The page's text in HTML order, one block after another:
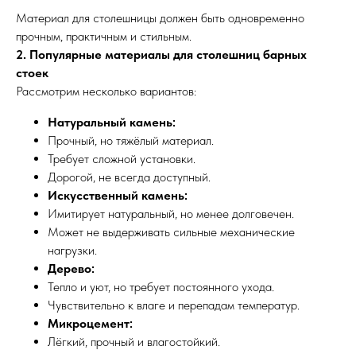
Материал для столешницы должен быть одновременно
прочным, практичным и стильным.
2. Популярные материалы для столешниц барных
стоек
Рассмотрим несколько вариантов:
Натуральный камень:
Прочный, но тяжёлый материал.
Требует сложной установки.
Дорогой, не всегда доступный.
Искусственный камень:
Имитирует натуральный, но менее долговечен.
Может не выдерживать сильные механические
нагрузки.
Дерево:
Тепло и уют, но требует постоянного ухода.
Чувствительно к влаге и перепадам температур.
Микроцемент:
Лёгкий, прочный и влагостойкий.